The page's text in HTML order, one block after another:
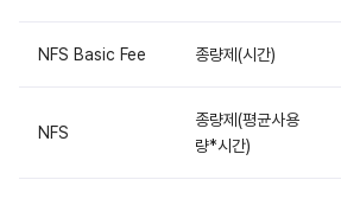
NFS Basic Fee 종량제(시간)
NFS
종량제(평균사용
량*시간)